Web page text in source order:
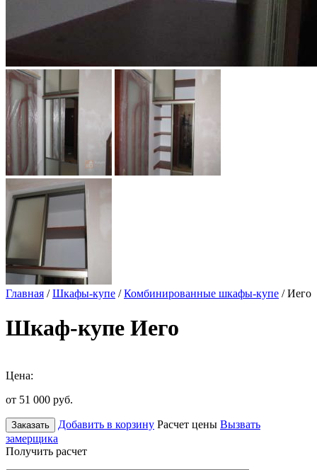
Главная /Шкафы-купе /Комбинированные шкафы-купе / Иего
Шкаф-купе Иего
Цена:
от 51 000 руб.
Заказать Добавить в корзину Расчет цены Вызвать
замерщика
Получить расчет